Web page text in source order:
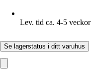
Lev. tid ca. 4-5 veckor
Se lagerstatus i ditt varuhus